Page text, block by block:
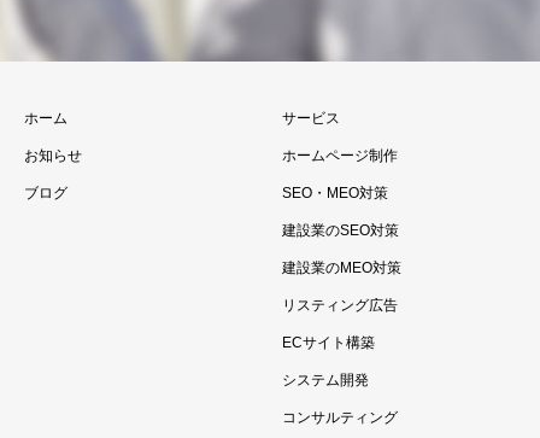
ホーム
お知らせ
ブログ
サービス
ホームページ制作
SEO・MEO対策
建設業のSEO対策
建設業のMEO対策
リスティング広告
ECサイト構築
システム開発
コンサルティング